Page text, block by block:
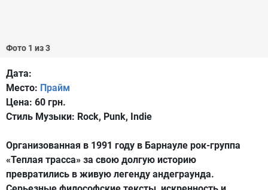
Фото 1 из 3
Дата:
Место: Прайм
Цена: 60 грн.
Стиль Музыки: Rock, Punk, Indie
Организованная в 1991 году в Барнауле рок-группа
«Теплая трасса» за свою долгую историю
превратились в живую легенду андеграунда.